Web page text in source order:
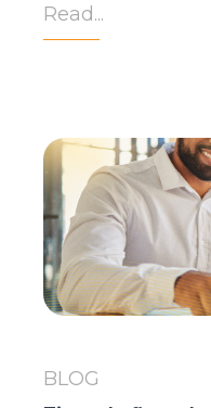
Read...
BLOG